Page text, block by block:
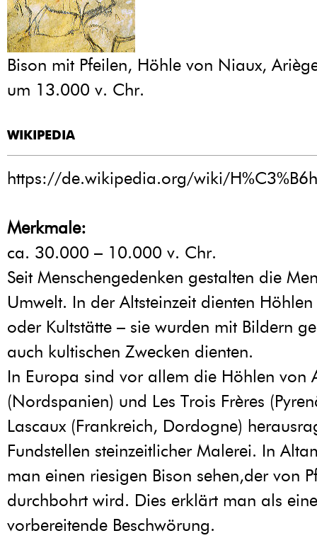
Bison mit Pfeilen, Höhle von Niaux,
um 13.000 v. Chr.
WIKIPEDIA
https://de.wikipedia.org/wiki/
Merkmale:
ca. 30.000 – 10.000 v. Chr.
Seit Menschengedenken gestalten die
Umwelt. In der Altsteinzeit dienten
oder Kultstätte – sie wurden mit Bildern
auch kultischen Zwecken dienten.
In Europa sind vor allem die Höhlen von
(Nordspanien) und Les Trois Frères
Lascaux (Frankreich, Dordogne)
Fundstellen steinzeitlicher Malerei. In
man einen riesigen Bison sehen,der von
durchbohrt wird. Dies erklärt man als
vorbereitende Beschwörung.